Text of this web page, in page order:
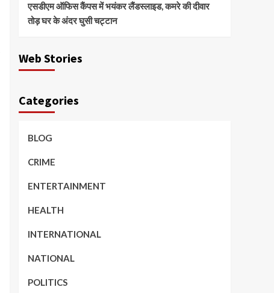
एसडीएम ऑफिस कैंपस में भयंकर लैंडस्लाइड, कमरे की दीवार
तोड़ घर के अंदर घुसी चट्टान
Web Stories
Categories
BLOG
CRIME
ENTERTAINMENT
HEALTH
INTERNATIONAL
NATIONAL
POLITICS